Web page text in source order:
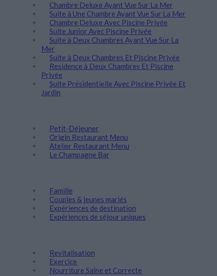
Chambre Deluxe Ayant Vue Sur La Mer
Suite à Une Chambre Ayant Vue Sur La Mer
Chambre Deluxe Αvec Piscine Privée
Suite Junior Avec Piscine Privée
Suite à Deux Chambres Ayant Vue Sur La
Mer
Suite à Deux Chambres Et Piscine Privée
Residence à Deux Chambres Et Piscine
Privée
Suite Présidentielle Avec Piscine Privée Et
Jardin
Petit-Déjeuner
Origin Restaurant Menu
Atelier Restaurant Menu
Le Champagne Bar
Famille
Couples & jeunes mariés
Expériences de destination
Expériences de séjour uniques
Revitalisation
Exercice
Nourriture Saine et Correcte